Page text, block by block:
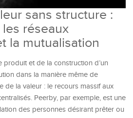
sans structure :
les réseaux
la mutualisation
et de la construction d’un
dans la manière même de
de la valeur : le recours massif aux
Peerby, par exemple, est une
des personnes désirant prêter ou